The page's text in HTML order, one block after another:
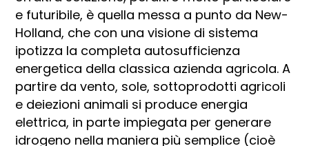
e futuribile, è quella messa a punto da New-
Holland, che con una visione di sistema
ipotizza la completa autosufficienza
energetica della classica azienda agricola. A
partire da vento, sole, sottoprodotti agricoli
e deiezioni animali si produce energia
elettrica, in parte impiegata per generare
idrogeno nella maniera più semplice (cioè